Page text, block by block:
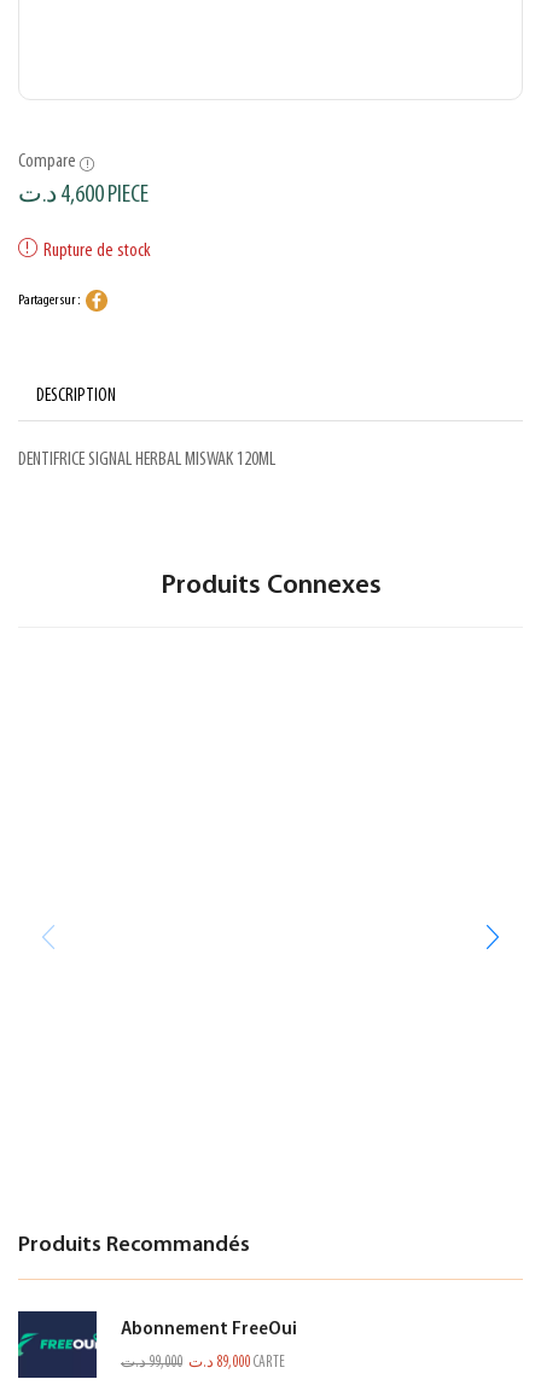
Compare
4,600د.ت PIECE
Rupture de stock
Partager sur :
DESCRIPTION
DENTIFRICE SIGNAL HERBAL MISWAK 120ML
Produits Connexes
Produits Recommandés
Abonnement FreeOui
99,000د.ت 89,000 د.ت CARTE